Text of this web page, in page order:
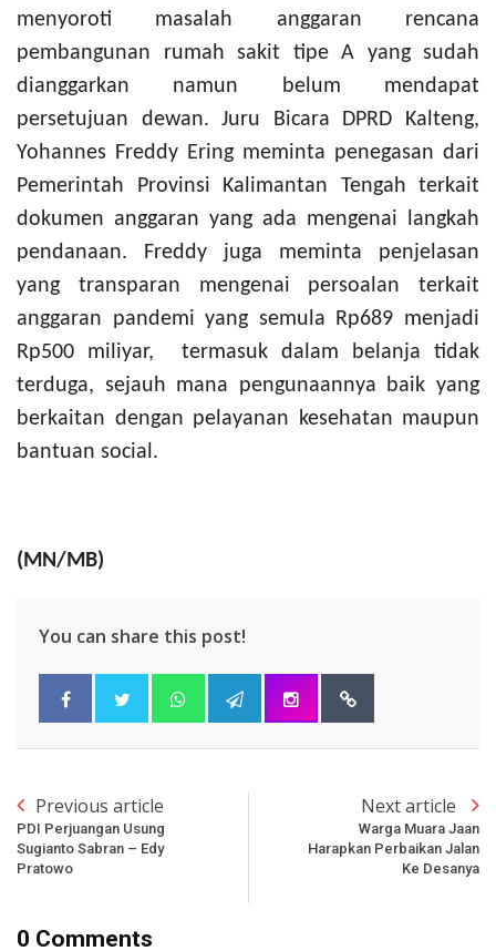
menyoroti masalah anggaran rencana
pembangunan rumah sakit tipe A yang sudah
dianggarkan namun belum mendapat
persetujuan dewan.Juru Bicara DPRD Kalteng,
Yohannes Freddy Ering meminta penegasan dari
Pemerintah Provinsi Kalimantan Tengah terkait
dokumen anggaran yang ada mengenai langkah
pendanaan. Freddy juga meminta penjelasan
yang transparan mengenai persoalan terkait
anggaran pandemi yang semula Rp689 menjadi
Rp500 miliyar, termasuk dalam belanja tidak
terduga, sejauh mana pengunaannya baik yang
berkaitan dengan pelayanan kesehatan maupun
bantuan social.
(MN/MB)
You can share this post!
Previous article
PDI Perjuangan Usung
Sugianto Sabran – Edy
Pratowo
Next article
Warga Muara Jaan
Harapkan Perbaikan Jalan
Ke Desanya
0 Comments